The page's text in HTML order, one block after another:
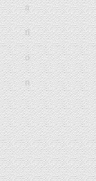
a
ti
o
n